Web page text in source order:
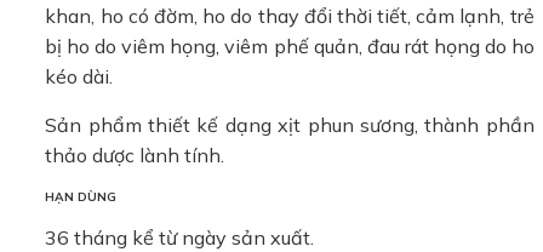
khan, ho có đờm, ho do thay đổi thời tiết, cảm lạnh, trẻ
bị ho do viêm họng, viêm phế quản, đau rát họng do ho
kéo dài.
Sản phẩm thiết kế dạng xịt phun sương, thành phần
thảo dược lành tính.
HẠN DÙNG
36 tháng kể từ ngày sản xuất.